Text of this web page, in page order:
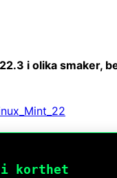
i olika smaker,
i korthet